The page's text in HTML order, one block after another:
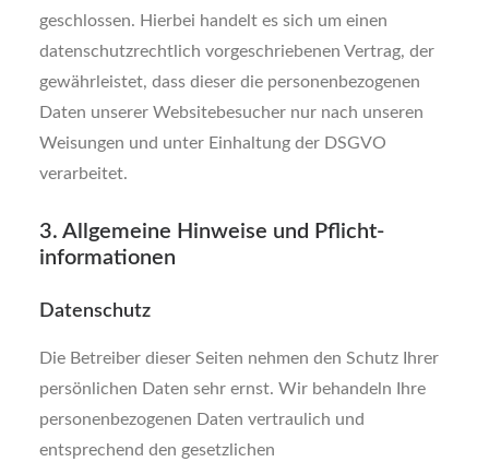
geschlossen. Hierbei handelt es sich um einen
datenschutzrechtlich vorgeschriebenen Vertrag, der
gewährleistet, dass dieser die personenbezogenen
Daten unserer Websitebesucher nur nach unseren
Weisungen und unter Einhaltung der DSGVO
verarbeitet.
3. Allgemeine Hinweise und Pflicht­
informationen
Datenschutz
Die Betreiber dieser Seiten nehmen den Schutz Ihrer
persönlichen Daten sehr ernst. Wir behandeln Ihre
personenbezogenen Daten vertraulich und
entsprechend den gesetzlichen